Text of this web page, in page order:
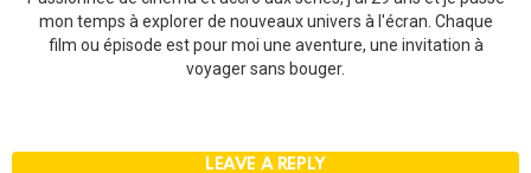
mon temps à explorer de nouveaux univers à l'écran. Chaque
film ou épisode est pour moi une aventure, une invitation à
voyager sans bouger.
LEAVE A REPLY